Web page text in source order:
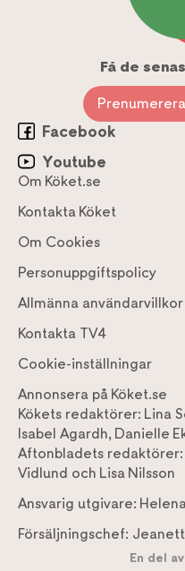
Få de
Facebook
Youtube
Om Köket.se
Kontakta Köket
Om Cookies
Personuppgiftspolicy
Allmänna användarvillkor
Kontakta TV4
Cookie-inställningar
Annonsera på Köket.se
Kökets redaktörer: Lina
Isabel Agardh, Danielle
Aftonbladets redaktörer:
Vidlund och Lisa Nilsson
Ansvarig utgivare:
Försäljningschef:
En del